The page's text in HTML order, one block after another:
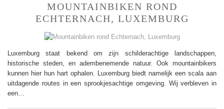
MOUNTAINBIKEN ROND
ECHTERNACH, LUXEMBURG
Luxemburg staat bekend om zijn schilderachtige landschappen,
historische steden, en adembenemende natuur. Ook mountainbikers
kunnen hier hun hart ophalen. Luxemburg biedt namelijk een scala aan
uitdagende routes in een sprookjesachtige omgeving. Wij verbleven in
een…